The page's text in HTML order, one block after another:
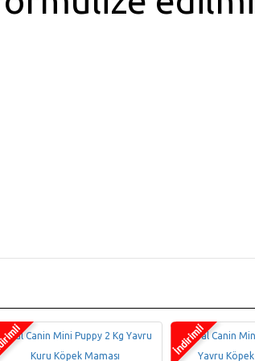
Royal Canin Mini Puppy 2 Kg Yavru
Kuru Köpek Maması
Royal Canin
Yavru